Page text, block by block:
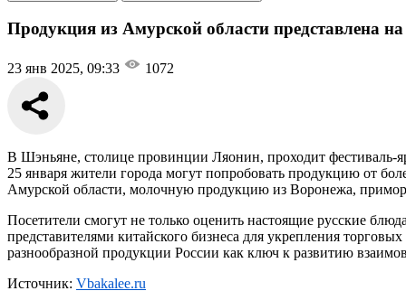
Продукция из Амурской области представлена
23 янв 2025, 09:33 1072
В Шэньяне, столице провинции Ляонин, проходит фестиваль-
25 января жители города могут попробовать продукцию от
Амурской области, молочную продукцию из Воронежа,
Посетители смогут не только оценить настоящие русские
представителями китайского бизнеса для укрепления
разнообразной продукции России как ключ к развитию
Источник: Vbakalee.ru